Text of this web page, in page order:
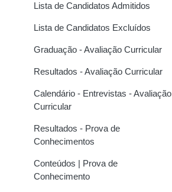
Lista de Candidatos Admitidos
Lista de Candidatos Excluídos
Graduação - Avaliação Curricular
Resultados - Avaliação Curricular
Calendário - Entrevistas - Avaliação
Curricular
Resultados - Prova de
Conhecimentos
Conteúdos | Prova de
Conhecimento